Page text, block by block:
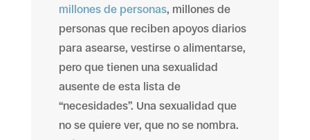
millones de personas, millones de
personas que reciben apoyos diarios
para asearse, vestirse o alimentarse,
pero que tienen una sexualidad
ausente de esta lista de
“necesidades”. Una sexualidad que
no se quiere ver, que no se nombra.